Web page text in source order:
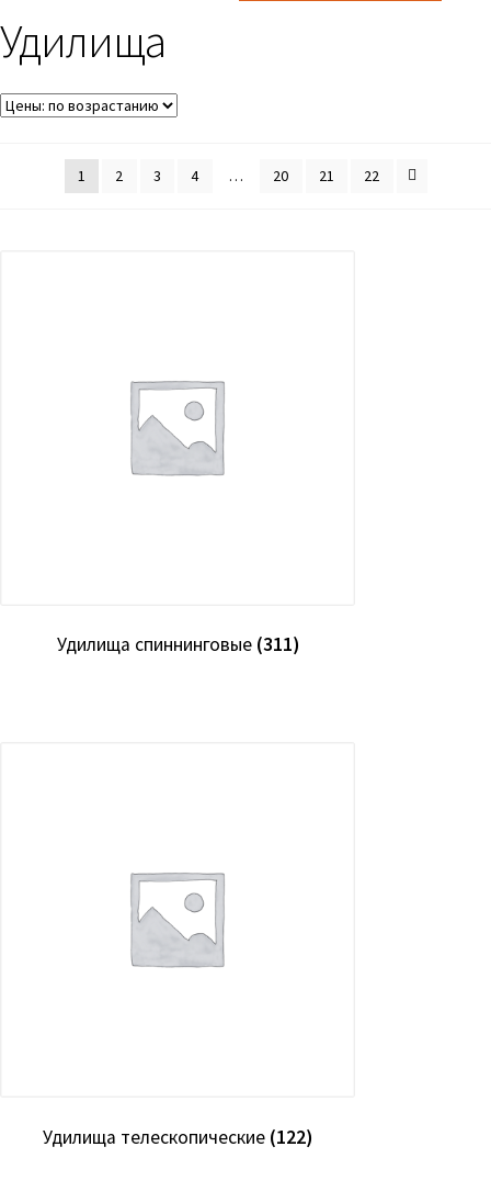
Удилища
1 2 3 4 … 20 21 22
Удилища спиннинговые (311)
Удилища телескопические (122)